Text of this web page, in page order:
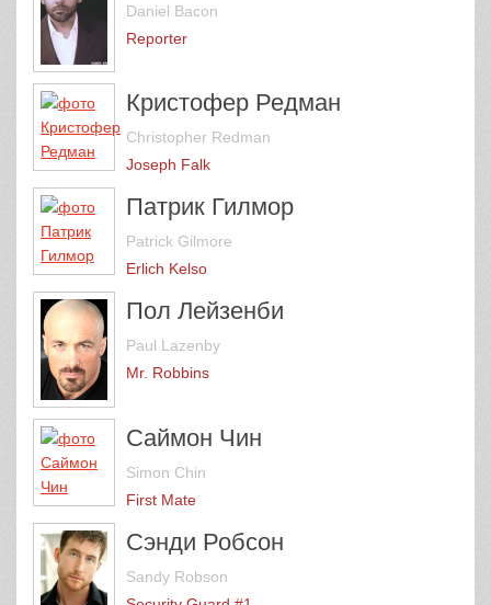
Daniel Bacon
Reporter
Кристофер Редман
Christopher Redman
Joseph Falk
Патрик Гилмор
Patrick Gilmore
Erlich Kelso
Пол Лейзенби
Paul Lazenby
Mr. Robbins
Саймон Чин
Simon Chin
First Mate
Сэнди Робсон
Sandy Robson